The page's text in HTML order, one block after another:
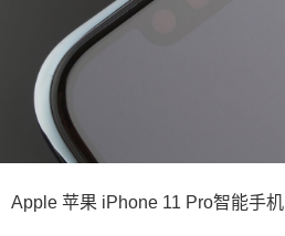
Apple 苹果 iPhone 11 Pro智能手机